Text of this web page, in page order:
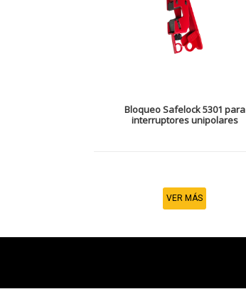
Bloqueo Safelock 5301 para
interruptores unipolares
VER MÁS